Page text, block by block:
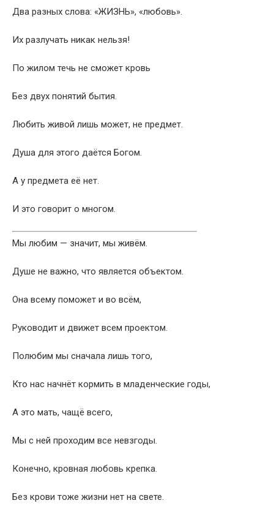
Два разных слова: «ЖИЗНЬ», «любовь».
Их разлучать никак нельзя!
По жилом течь не сможет кровь
Без двух понятий бытия.
Любить живой лишь может, не предмет.
Душа для этого даётся Богом.
А у предмета её нет.
И это говорит о многом.
Мы любим — значит, мы живём.
Душе не важно, что является объектом.
Она всему поможет и во всём,
Руководит и движет всем проектом.
Полюбим мы сначала лишь того,
Кто нас начнёт кормить в младенческие годы,
А это мать, чащё всего,
Мы с ней проходим все невзгоды.
Конечно, кровная любовь крепка.
Без крови тоже жизни нет на свете.